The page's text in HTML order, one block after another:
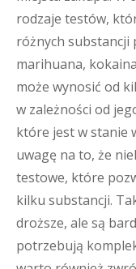
rodzaje testów,
różnych substancji
marihuana,
może wynosić od
w zależności od
które jest w stanie
uwagę na to, że
testowe, które
kilku substancji.
droższe, ale są
potrzebują